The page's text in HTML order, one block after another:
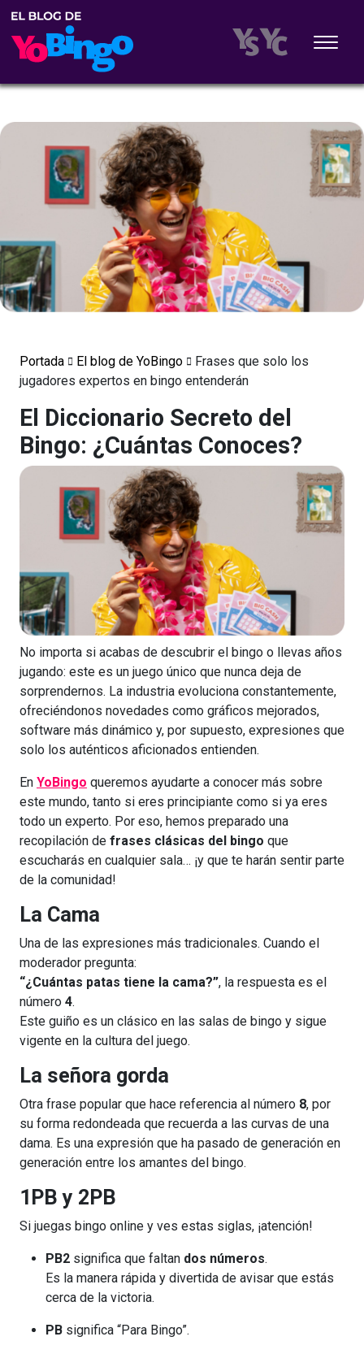
Portada El blog de YoBingo
Frases que solo los
jugadores expertos en bingo entenderán
El Diccionario Secreto del
Bingo: ¿Cuántas Conoces?
No importa si acabas de descubrir el bingo o llevas años
jugando: este es un juego único que nunca deja de
sorprendernos. La industria evoluciona constantemente,
ofreciéndonos novedades como gráficos mejorados,
software más dinámico y, por supuesto, expresiones que
solo los auténticos aficionados entienden.
En YoBingo queremos ayudarte a conocer más sobre
este mundo, tanto si eres principiante como si ya eres
todo un experto. Por eso, hemos preparado una
recopilación de frases clásicas del bingo que
escucharás en cualquier sala… ¡y que te harán sentir parte
de la comunidad!
La Cama
Una de las expresiones más tradicionales. Cuando el
moderador pregunta:
“¿Cuántas patas tiene la cama?”, la respuesta es el
número 4.
Este guiño es un clásico en las salas de bingo y sigue
vigente en la cultura del juego.
La señora gorda
Otra frase popular que hace referencia al número 8, por
su forma redondeada que recuerda a las curvas de una
dama. Es una expresión que ha pasado de generación en
generación entre los amantes del bingo.
1PB y 2PB
Si juegas bingo online y ves estas siglas, ¡atención!
PB2 significa que faltan dos números.
Es la manera rápida y divertida de avisar que estás
cerca de la victoria.
PB significa “Para Bingo”.